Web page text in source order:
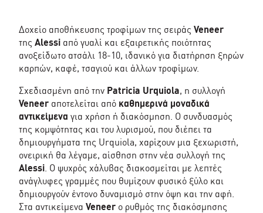
€41,40.
Δοχείο αποθήκευσης τροφίμων της σειράς Veneer
της Alessi από γυαλί και εξαιρετικής ποιότητας
ανοξείδωτο ατσάλι 18-10, ιδανικό για διατήρηση ξηρών
καρπών, καφέ, τσαγιού και άλλων τροφίμων.
Σχεδιασμένη από την Patricia Urquiola, η συλλογή
Veneer αποτελείται από καθημερινά μοναδικά
αντικείμενα για χρήση ή διακόσμηση. Ο συνδυασμός
της κομψότητας και του λυρισμού, που διέπει τα
δημιουργήματα της Urquiola, χαρίζουν μια ξεχωριστή,
ονειρική θα λέγαμε, αίσθηση στην νέα συλλογή της
Alessi. Ο ψυχρός χάλυβας διακοσμείται με λεπτές
ανάγλυφες γραμμές που θυμίζουν φυσικό ξύλο και
δημιουργούν έντονο δυναμισμό στην όψη και την αφή.
Στα αντικείμενα Veneer ο ρυθμός της διακόσμησης